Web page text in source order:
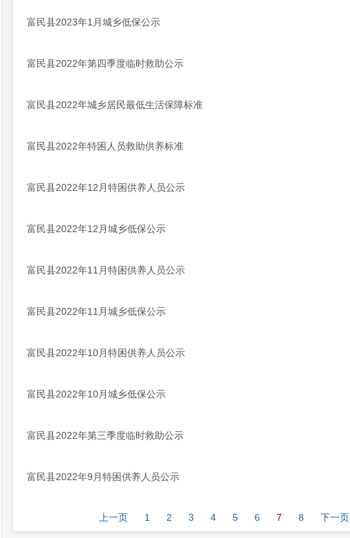
富民县2023年1月城乡低保公示
富民县2022年第四季度临时救助公示
富民县2022年城乡居民最低生活保障标准
富民县2022年特困人员救助供养标准
富民县2022年12月特困供养人员公示
富民县2022年12月城乡低保公示
富民县2022年11月特困供养人员公示
富民县2022年11月城乡低保公示
富民县2022年10月特困供养人员公示
富民县2022年10月城乡低保公示
富民县2022年第三季度临时救助公示
富民县2022年9月特困供养人员公示
上一页 1 2 3 4 5 6 7 8 下一页